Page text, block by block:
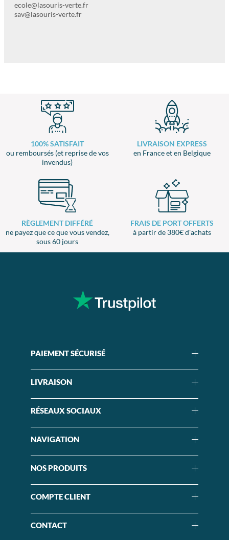
ecole@lasouris-verte.fr
sav@lasouris-verte.fr
100% SATISFAIT
ou remboursés (et reprise de vos
invendus)
LIVRAISON EXPRESS
en France et en Belgique
RÈGLEMENT DIFFÉRÉ
ne payez que ce que vous vendez,
sous 60 jours
FRAIS DE PORT OFFERTS
à partir de 380€ d'achats
PAIEMENT SÉCURISÉ
LIVRAISON
RÉSEAUX SOCIAUX
NAVIGATION
NOS PRODUITS
COMPTE CLIENT
CONTACT